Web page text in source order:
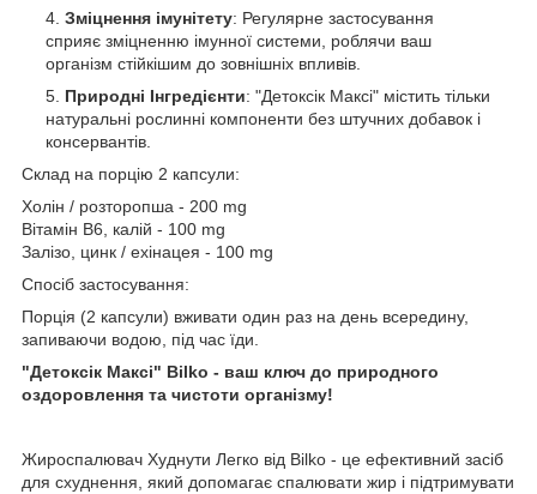
Зміцнення імунітету: Регулярне застосування
сприяє зміцненню імунної системи, роблячи ваш
організм стійкішим до зовнішніх впливів.
Природні Інгредієнти: "Детоксік Максі" містить тільки
натуральні рослинні компоненти без штучних добавок і
консервантів.
Склад на порцію 2 капсули:
Холін / розторопша - 200 mg
Вітамін В6, калій - 100 mg
Залізо, цинк / ехінацея - 100 mg
Спосіб застосування:
Порція (2 капсули) вживати один раз на день всередину,
запиваючи водою, під час їди.
"Детоксік Максі" Bilko - ваш ключ до природного
оздоровлення та чистоти організму!
Жироспалювач Худнути Легко від Bilko - це ефективний засіб
для схуднення, який допомагає спалювати жир і підтримувати